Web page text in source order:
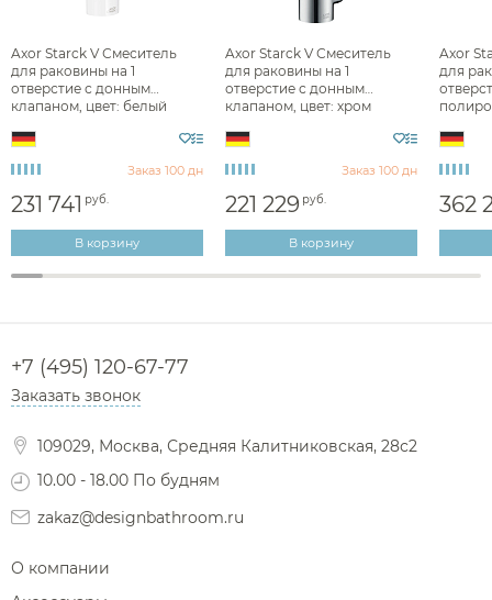
Axor Starck V Смеситель
для раковины на 1
отверстие с донным
клапаном, цвет: белый
Заказ 100 дн
231 741 руб.
В корзину
Axor Starck V Смеситель
для раковины на 1
отверстие с донным
клапаном, цвет: хром
Заказ 100 дн
221 229 руб.
В корзину
Axor
для
362
+7 (495) 120-67-77
Заказать звонок
109029, Москва, Средняя Калитниковская, 28с2
10.00 - 18.00 По будням
zakaz@designbathroom.ru
О компании